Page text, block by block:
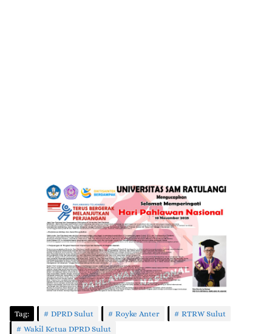
Tag: DPRD Sulut Royke Anter
RTRW Sulut
Wakil Ketua DPRD Sulut